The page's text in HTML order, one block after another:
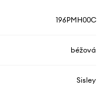
196PMH00C
béžová
Sisley